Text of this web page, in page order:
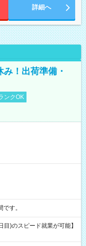
詳細へ
！出荷準備・
ンクOK
間です。
)のスピード就業が可能】